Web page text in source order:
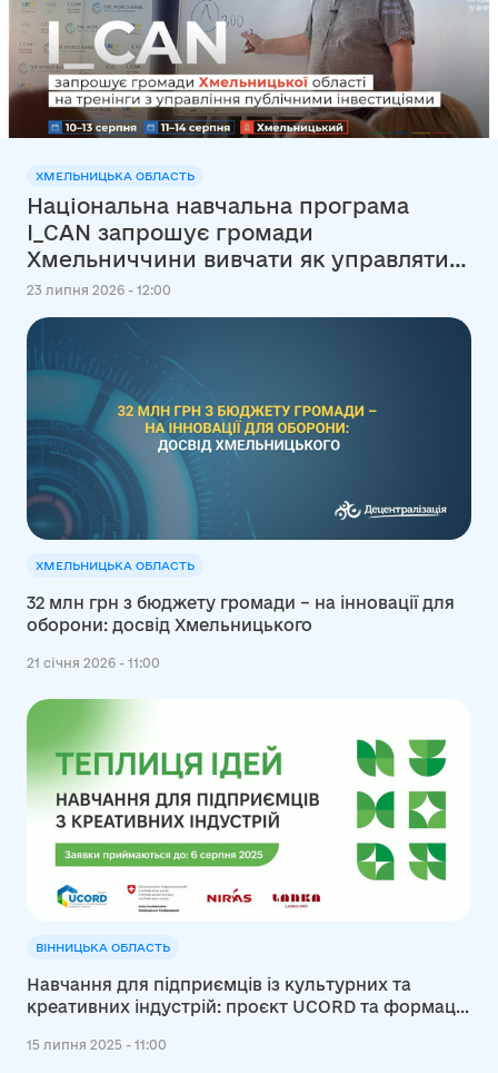
ХМЕЛЬНИЦЬКА ОБЛАСТЬ
Національна навчальна програма
I_CAN запрошує громади
Хмельниччини вивчати як управляти
публічними інвестиціями
23 липня 2026 - 12:00
ХМЕЛЬНИЦЬКА ОБЛАСТЬ
32 млн грн з бюджету громади – на інновації для
оборони: досвід Хмельницького
21 січня 2026 - 11:00
ВІННИЦЬКА ОБЛАСТЬ
Навчання для підприємців із культурних та
креативних індустрій: проєкт UCORD та формація
участь в інтенсивах «Теплиця ідей»
15 липня 2025 - 11:00